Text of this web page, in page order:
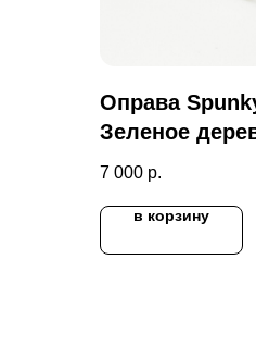
Оправа
Зеленое
7 000 р.
в корзину